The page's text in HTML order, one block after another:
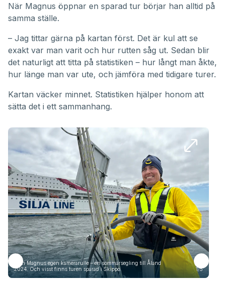
När Magnus öppnar en sparad tur börjar han alltid på
samma ställe.
– Jag tittar gärna på kartan först. Det är kul att se
exakt var man varit och hur rutten såg ut. Sedan blir
det naturligt att titta på statistiken – hur långt man åkte,
hur länge man var ute, och jämföra med tidigare turer.
Kartan väcker minnet. Statistiken hjälper honom att
sätta det i ett sammanhang.
Från Magnus egen kamerarulle – en sommarsegling till Åland
2024. Och visst finns turen sparad i Skippo.
1/5